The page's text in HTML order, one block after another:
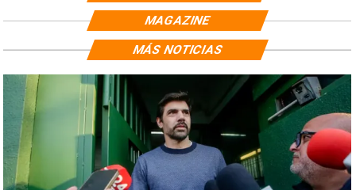
MAGAZINE
MÁS NOTICIAS